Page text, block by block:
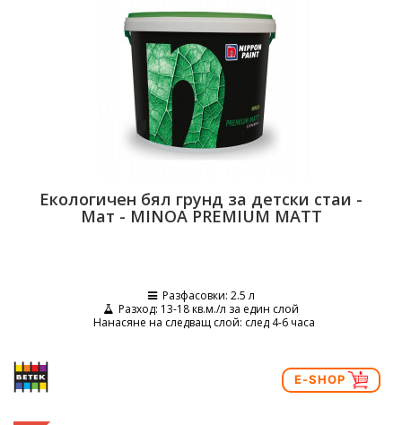
Екологичен бял грунд за детски стаи -
Мат - MINOA PREMIUM MATT
Разфасовки: 2.5 л
Разход: 13-18 кв.м./л за един слой
Нанасяне на следващ слой: след 4-6 часа
E-SHOP